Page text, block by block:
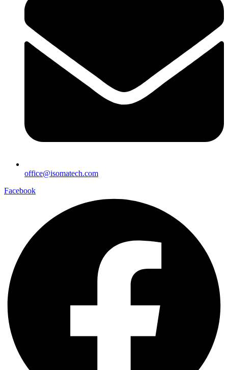
office@isomatech.com
Facebook